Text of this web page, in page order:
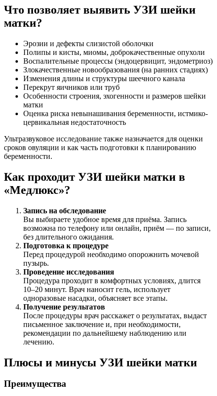
Что позволяет выявить УЗИ шейки
матки?
Эрозии и дефекты слизистой оболочки
Полипы и кисты, миомы, доброкачественные опухоли
Воспалительные процессы (эндоцервицит, эндометриоз)
Злокачественные новообразования (на ранних стадиях)
Изменения длины и структуры шеечного канала
Перекрут яичников или труб
Особенности строения, эхогенности и размеров шейки
матки
Оценка риска невынашивания беременности, истмико-
цервикальная недостаточность
Ультразвуковое исследование также назначается для оценки
сроков овуляции и как часть подготовки к планированию
беременности.
Как проходит УЗИ шейки матки в
«Медлюкс»?
Запись на обследование
Вы выбираете удобное время для приёма. Запись
возможна по телефону или онлайн, приём — по записи,
без длительного ожидания.
Подготовка к процедуре
Перед процедурой необходимо опорожнить мочевой
пузырь.
Проведение исследования
Процедура проходит в комфортных условиях, длится
10–20 минут. Врач наносит гель, использует
одноразовые насадки, объясняет все этапы.
Получение результатов
После процедуры врач расскажет о результатах, выдаст
письменное заключение и, при необходимости,
рекомендации по дальнейшему наблюдению или
лечению.
Плюсы и минусы УЗИ шейки матки
Преимущества